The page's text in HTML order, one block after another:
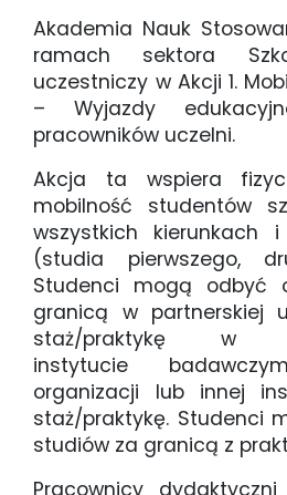
Akademia Nauk
ramach sektora
uczestniczy w Akcji 1.
– Wyjazdy
pracowników uczelni.
Akcja ta wspiera
mobilność studentów
wszystkich kierunkach
(studia pierwszego,
Studenci mogą odbyć
granicą w partnerskiej
staż/praktykę w
instytucie
organizacji lub innej
staż/praktykę. Studenci
studiów za granicą z